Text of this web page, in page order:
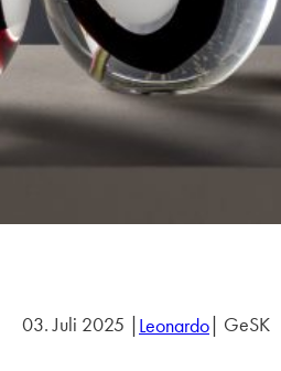
03. Juli 2025 |Leonardo| GeSK